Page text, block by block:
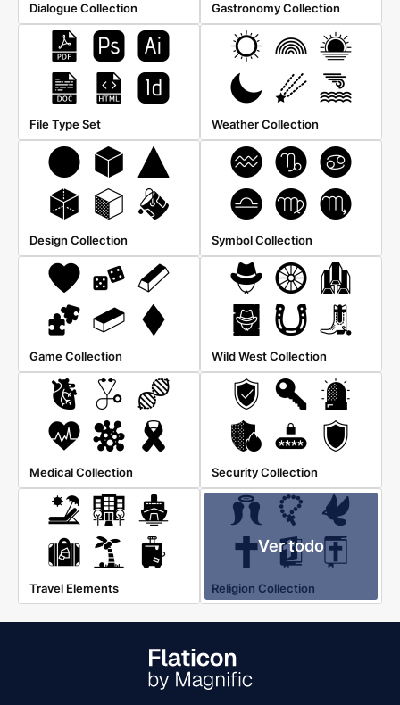
Dialogue Collection Gastronomy Collection
File Type Set Weather Collection
Design Collection Symbol Collection
Game Collection Wild West Collection
Medical Collection Security Collection
Travel Elements
Ver todo
Religion Collection